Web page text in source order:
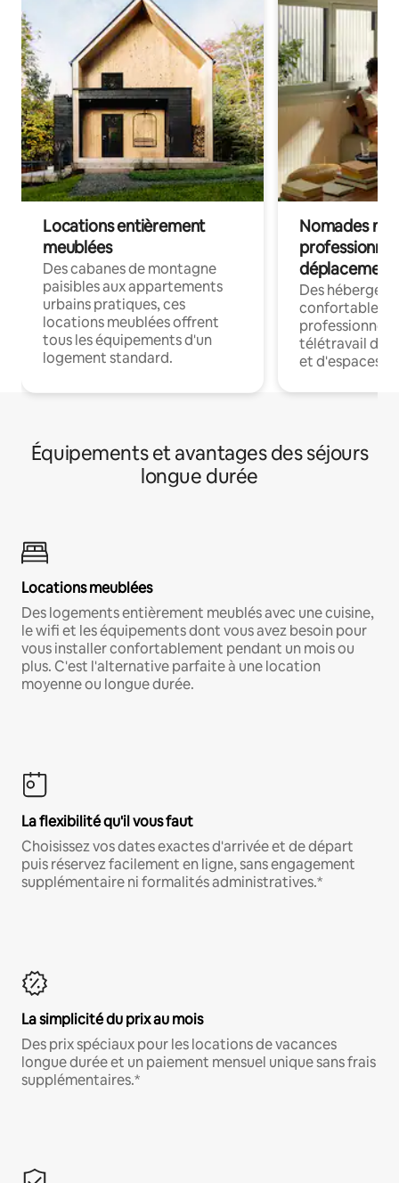
Locations entièrement
meublées
Des cabanes de montagne
paisibles aux appartements
urbains pratiques, ces
locations meublées offrent
tous les équipements d'un
logement standard.
Nomades
déplacement
Des
confortables
professionnels
télétravail
et d'espaces
Équipements et avantages des séjours
longue durée
Locations meublées
Des logements entièrement meublés avec une cuisine,
le wifi et les équipements dont vous avez besoin pour
vous installer confortablement pendant un mois ou
plus. C'est l'alternative parfaite à une location
moyenne ou longue durée.
La flexibilité qu'il vous faut
Choisissez vos dates exactes d'arrivée et de départ
puis réservez facilement en ligne, sans engagement
supplémentaire ni formalités administratives.*
La simplicité du prix au mois
Des prix spéciaux pour les locations de vacances
longue durée et un paiement mensuel unique sans frais
supplémentaires.*